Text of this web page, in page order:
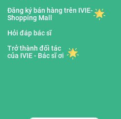
Đăng ký bán hàng trên IVIE-
Shopping Mall
Hỏi đáp bác sĩ
Trở thành đối tác
của IVIE - Bác sĩ ơi